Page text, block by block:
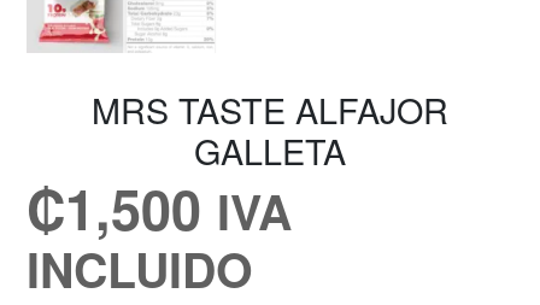
MRS TASTE ALFAJOR
GALLETA
₡1,500 IVA
INCLUIDO